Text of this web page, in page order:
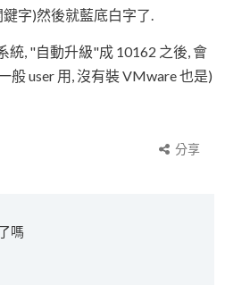
字)然後就藍底白字了.
統, "自動升級"成 10162 之後, 會
般 user 用, 沒有裝 VMware 也是)
分享
嗎